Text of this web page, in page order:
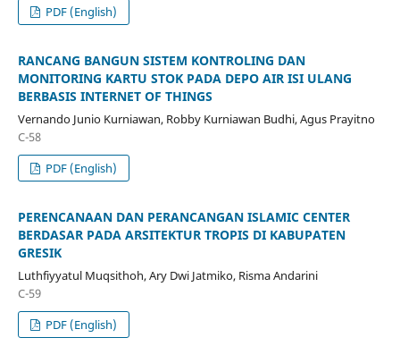
PDF (English)
RANCANG BANGUN SISTEM KONTROLING DAN
MONITORING KARTU STOK PADA DEPO AIR ISI ULANG
BERBASIS INTERNET OF THINGS
Vernando Junio Kurniawan, Robby Kurniawan Budhi, Agus Prayitno
C-58
PDF (English)
PERENCANAAN DAN PERANCANGAN ISLAMIC CENTER
BERDASAR PADA ARSITEKTUR TROPIS DI KABUPATEN
GRESIK
Luthfiyyatul Muqsithoh, Ary Dwi Jatmiko, Risma Andarini
C-59
PDF (English)